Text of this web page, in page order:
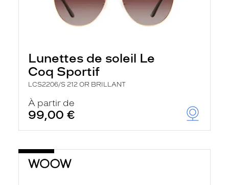
Lunettes de soleil Le
Coq Sportif
LCS2206/S 212 OR BRILLANT
À partir de
99,00 €